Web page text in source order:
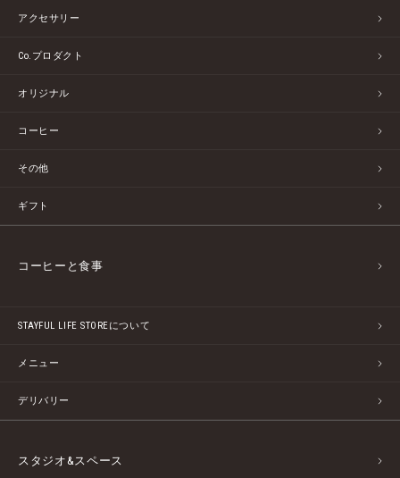
アクセサリー
Co.プロダクト
オリジナル
コーヒー
その他
ギフト
コーヒーと食事
STAYFUL LIFE STOREについて
メニュー
デリバリー
スタジオ&スペース